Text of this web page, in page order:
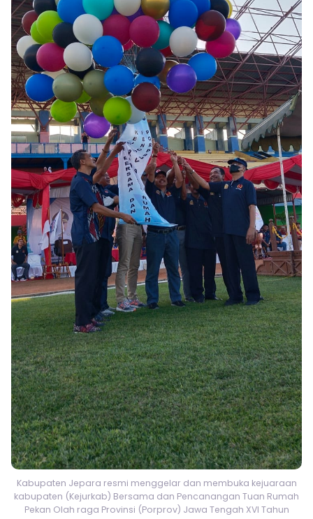
Kabupaten Jepara resmi menggelar dan membuka kejuaraan
kabupaten (Kejurkab) Bersama dan Pencanangan Tuan Rumah
Pekan Olah raga Provinsi (Porprov) Jawa Tengah XVI Tahun